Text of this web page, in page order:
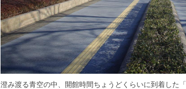
澄み渡る青空の中、開館時間ちょうどくらいに到着した